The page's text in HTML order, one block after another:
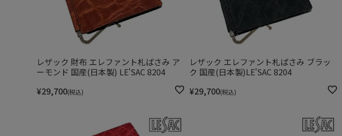
レザック 財布 エレファント札ばさみ ア
ーモンド 国産(日本製) LE'SAC 8204
¥29,700 税込
レザック エレファント札ばさみ ブラッ
ク 国産(日本製)LE'SAC 8204
¥29,700 税込